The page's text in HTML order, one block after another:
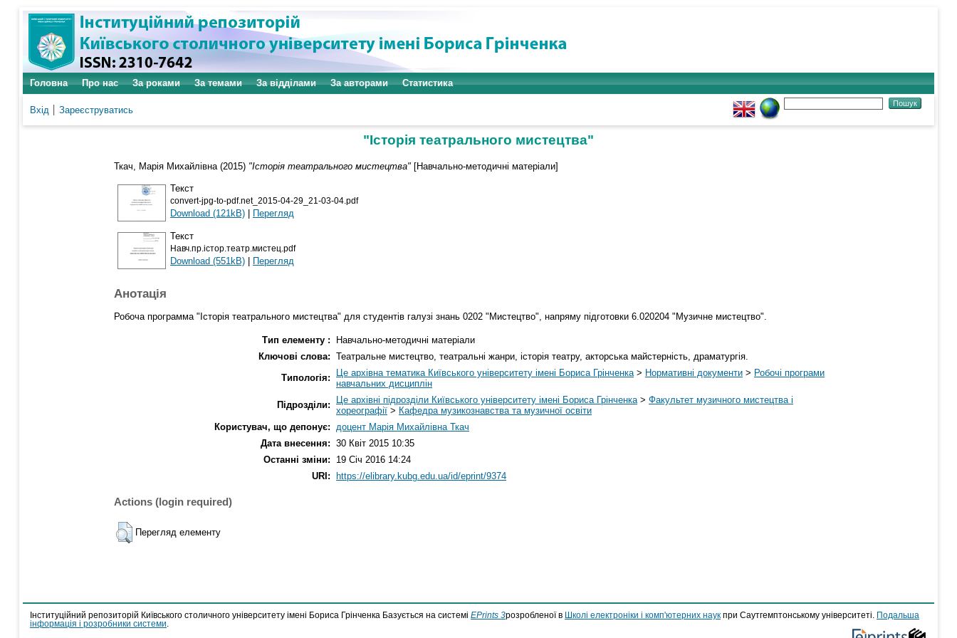
Головна Про нас За роками За темами За відділами За авторами Статистика
Вхід Зареєструватись
"Історія театрального мистецтва"
Ткач, Марія Михайлівна (2015) "Історія театрального мистецтва" [Навчально-методичні матеріали]
Текст
convert-jpg-to-pdf.net_2015-04-29_21-03-04.pdf
Download (121kB) | Перегляд
Текст
Навч.пр.істор.театр.мистец.pdf
Download (551kB) | Перегляд
Анотація
Робоча программа "Історія театрального мистецтва" для студентів галузі знань 0202 "Мистецтво", напряму підготовки 6.020204 "Музичне мистецтво".
Тип елементу :
Навчально-методичні матеріали
Ключові слова: Театральне мистецтво, театральні жанри, історія театру, акторська майстерність, драматургія.
Типологія:
Це архівна тематика Київського університету імені Бориса Грінченка > Нормативні документи > Робочі програми
навчальних дисциплін
Підрозділи:
Це архівні підрозділи Київського університету імені Бориса Грінченка > Факультет музичного мистецтва і
хореографії > Кафедра музикознавства та музичної освіти
Користувач, що депонує:
доцент Марія Михайлівна Ткач
Дата внесення: 30 Квіт 2015 10:35
Останні зміни:
19 Січ 2016 14:24
URI:
https://elibrary.kubg.edu.ua/id/eprint/9374
Actions (login required)
Перегляд елементу
Інституційний репозиторій Київського столичного університету імені Бориса Грінченка Базується на системі EPrints 3розробленої в Школі електроніки і комп'ютерних наук при Саутгемптонському університеті.
Подальша
інформація і розробники системи